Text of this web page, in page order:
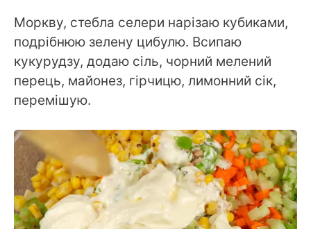
Моркву, стебла селери нарізаю кубиками,
подрібнюю зелену цибулю. Всипаю
кукурудзу, додаю сіль, чорний мелений
перець, майонез, гірчицю, лимонний сік,
перемішую.